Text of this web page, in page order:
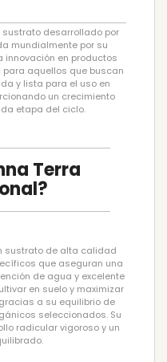
sustrato desarrollado por
mundialmente por su
en productos
aquellos que buscan
y lista para el uso en
un crecimiento
etapa del ciclo.
Terra
sustrato de alta calidad
que aseguran una
de agua y excelente
en suelo y maximizar
a su equilibrio de
seleccionados. Su
radicular vigoroso y un